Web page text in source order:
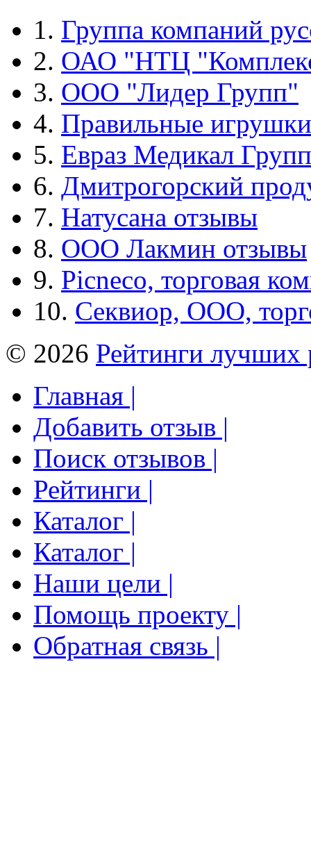
1. Группа компаний
2. ОАО "НТЦ
3. ООО "Лидер Групп"
4. Правильные игрушки
5. Евраз Медикал Групп
6. Дмитрогорский
7. Натусана отзывы
8. ООО Лакмин отзывы
9. Picneco, торговая
10. Секвиор, ООО,
© 2026 Рейтинги лучших
Главная |
Добавить отзыв |
Поиск отзывов |
Рейтинги |
Каталог |
Каталог |
Наши цели |
Помощь проекту |
Обратная связь |